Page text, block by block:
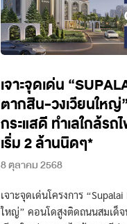
เจาะจุดเด่น
ตากสิน-วงเวียนใหญ่
กระแสดี ทำเลใกล้รถ
เริ่ม 2 ล้านนิดๆ*
8 ตุลาคม 2568
เจาะจุดเด่นโครงการ
ใหญ่” คอนโดสูงติดถนนสมเด็จ